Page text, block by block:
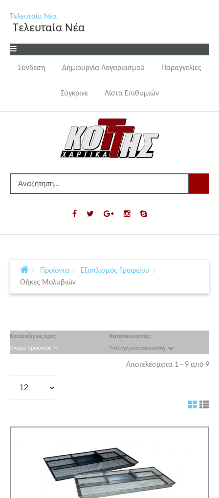
Τελευταία Νέα
Τελευταία Νέα
Σύνδεση Δημιουργία Λογαριασμού Παραγγελίες
Σύγκρινε Λίστα Επιθυμιών
Προϊόντα
Εξοπλισμός Γραφείου
Θήκες Μολυβιών
Κατάταξη ως προς
Όνομα προϊόντος +/-
Κατασκευαστής:
Επιλογή κατασκευαστή
Αποτελέσματα 1 - 9 από 9